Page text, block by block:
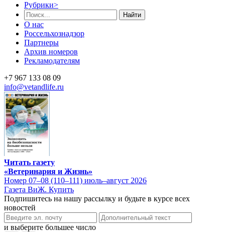
Рубрики>
Найти
О нас
Россельхознадзор
Партнеры
Архив номеров
Рекламодателям
+7 967 133 08 09
info@vetandlife.ru
Читать газету
«Ветеринария и Жизнь»
Номер 07–08 (110–111) июль–август 2026
Газета ВиЖ. Купить
Подпишитесь на нашу рассылку и будьте в курсе всех
новостей
и выберите большее число